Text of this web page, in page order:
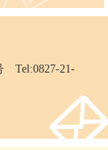
Tel:0827-21-